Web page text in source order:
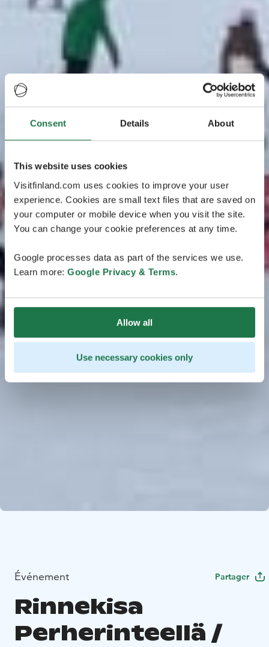
Consent Details About
This website uses cookies
Visitfinland.com uses cookies to improve your user
experience. Cookies are small text files that are saved on
your computer or mobile device when you visit the site.
You can change your cookie preferences at any time.
Google processes data as part of the services we use.
Learn more: Google Privacy & Terms.
Allow all
Use necessary cookies only
Événement Partager
Rinnekisa
Perherinteellä /